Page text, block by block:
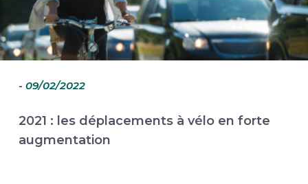
- 09/02/2022
2021 : les déplacements à vélo en forte
augmentation